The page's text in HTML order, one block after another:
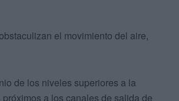
el movimiento del aire,
de los niveles superiores a la
a los canales de salida de